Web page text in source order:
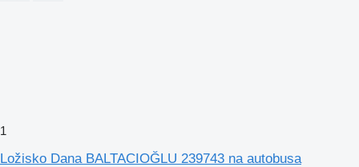
1
Ložisko Dana BALTACIOĞLU 239743 na autobusa